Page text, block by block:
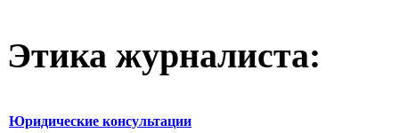
Этика журналиста:
Юридические консультации